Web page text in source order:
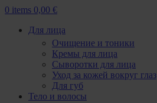
0 items 0,00 €
Для лица
Очищение и тоники
Кремы для лица
Сыворотки для лица
Уход за кожей вокруг глаз
Для губ
Тело и волосы